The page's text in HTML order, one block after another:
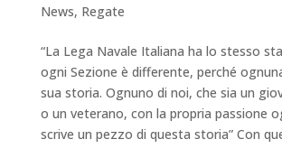
News, Regate
“La Lega Navale Italiana ha lo stesso
ogni Sezione è differente, perché
sua storia. Ognuno di noi, che sia un
o un veterano, con la propria passione
scrive un pezzo di questa storia” Con